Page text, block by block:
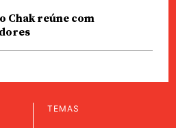
Chak reúne com
TEMAS